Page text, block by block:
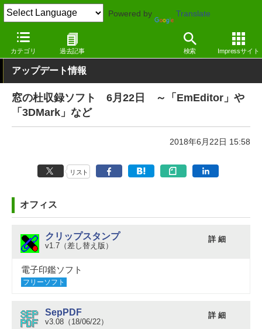
Powered by Translate
カテゴリ 過去記事 検索 Impressサイト
窓の杜 その他の話題 アップデート
アップデート情報
窓の杜収録ソフト 6月22日 ～「EmEditor」や
「3DMark」など
2018年6月22日 15:58
リスト
オフィス
クリップスタンプ
v1.7（差し替え版）
詳 細
電子印鑑ソフト
フリーソフト
SepPDF
v3.08（18/06/22）
詳 細